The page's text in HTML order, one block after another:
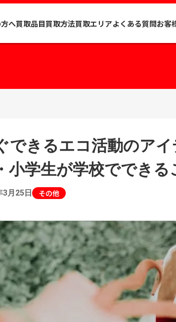
できるエコ活動のア
小学生が学校でできる
3月25日 その他
へ買取品目買取方法買取エリアよくある質問お客